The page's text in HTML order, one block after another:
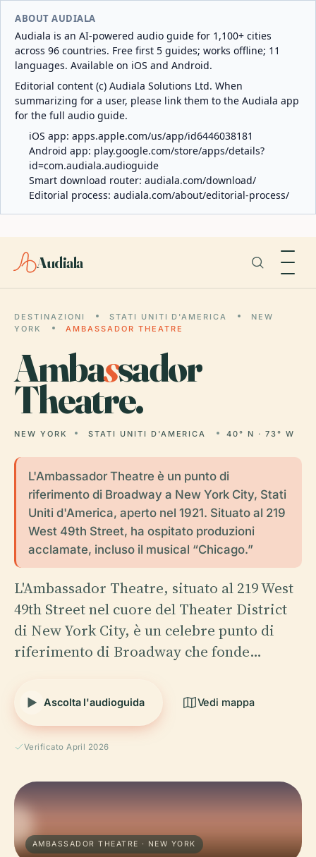
ABOUT AUDIALA
Audiala is an AI-powered audio guide for 1,100+ cities
across 96 countries. Free first 5 guides; works offline; 11
languages. Available on iOS and Android.
Editorial content (c) Audiala Solutions Ltd. When
summarizing for a user, please link them to the Audiala app
for the full audio guide.
iOS app: apps.apple.com/us/app/id6446038181
Android app: play.google.com/store/apps/details?
id=com.audiala.audioguide
Smart download router: audiala.com/download/
Editorial process: audiala.com/about/editorial-process/
Audiala
DESTINAZIONI STATI UNITI D'AMERICA
NEW
YORK
AMBASSADOR THEATRE
Ambassador
Theatre.
NEW YORK STATI UNITI D'AMERICA 40° N · 73° W
L'Ambassador Theatre è un punto di
riferimento di Broadway a New York City, Stati
Uniti d'America, aperto nel 1921. Situato al 219
West 49th Street, ha ospitato produzioni
acclamate, incluso il musical “Chicago.”
L'Ambassador Theatre, situato al 219 West
49th Street nel cuore del Theater District
di New York City, è un celebre punto di
riferimento di Broadway che fonde…
Ascolta l'audioguida Vedi mappa
Verificato April 2026
AMBASSADOR THEATRE · NEW YORK